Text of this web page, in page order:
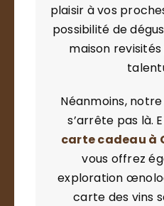
plaisir à vos
possibilité de
maison
Néanmoins,
s’arrête pas là.
carte cadeau à
vous offrez
exploration
carte des vins